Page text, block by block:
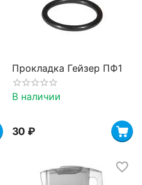
Прокладка Гейзер ПФ1
В наличии
‍30‍ ₽